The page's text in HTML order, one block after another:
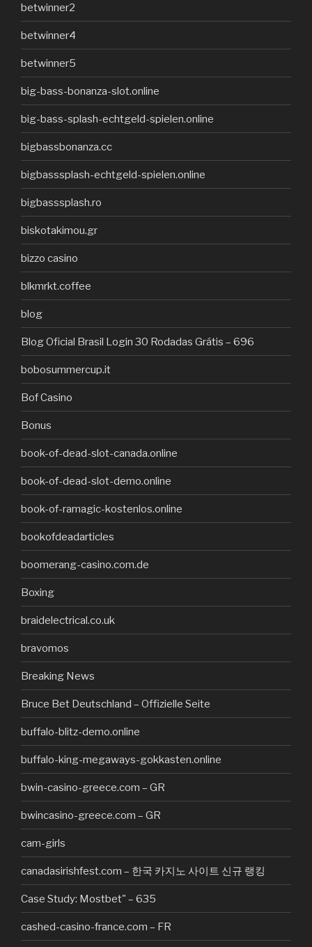
betwinner2
betwinner4
betwinner5
big-bass-bonanza-slot.online
big-bass-splash-echtgeld-spielen.online
bigbassbonanza.cc
bigbasssplash-echtgeld-spielen.online
bigbasssplash.ro
biskotakimou.gr
bizzo casino
blkmrkt.coffee
blog
Blog Oficial Brasil Login 30 Rodadas Grátis – 696
bobosummercup.it
Bof Casino
Bonus
book-of-dead-slot-canada.online
book-of-dead-slot-demo.online
book-of-ramagic-kostenlos.online
bookofdeadarticles
boomerang-casino.com.de
Boxing
braidelectrical.co.uk
bravomos
Breaking News
Bruce Bet Deutschland – Offizielle Seite
buffalo-blitz-demo.online
buffalo-king-megaways-gokkasten.online
bwin-casino-greece.com – GR
bwincasino-greece.com – GR
cam-girls
canadasirishfest.com – 한국 카지노 사이트 신규 랭킹
Case Study: Mostbet" – 635
cashed-casino-france.com – FR